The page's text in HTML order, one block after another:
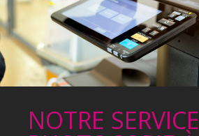
NOTRE SERVICE